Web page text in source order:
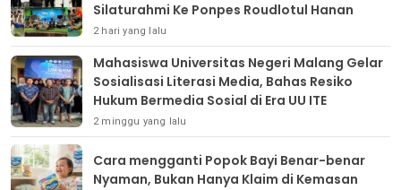
Silaturahmi Ke Ponpes Roudlotul Hanan
2 hari yang lalu
Mahasiswa Universitas Negeri Malang Gelar
Sosialisasi Literasi Media, Bahas Resiko
Hukum Bermedia Sosial di Era UU ITE
2 minggu yang lalu
Cara mengganti Popok Bayi Benar-benar
Nyaman, Bukan Hanya Klaim di Kemasan